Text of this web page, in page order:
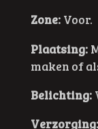
Zone: Voor.
Plaatsing:
maken of
Belichting:
Verzorging: